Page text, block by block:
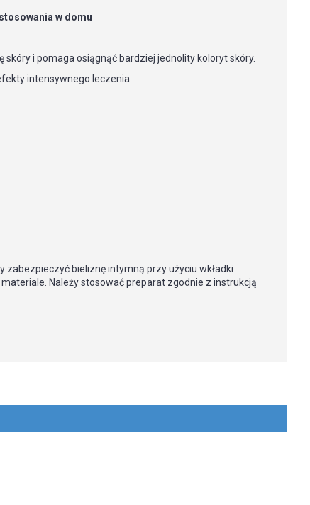
w domu
i pomaga osiągnąć bardziej jednolity koloryt skóry.
intensywnego leczenia.
bieliznę intymną przy użyciu wkładki
Należy stosować preparat zgodnie z instrukcją